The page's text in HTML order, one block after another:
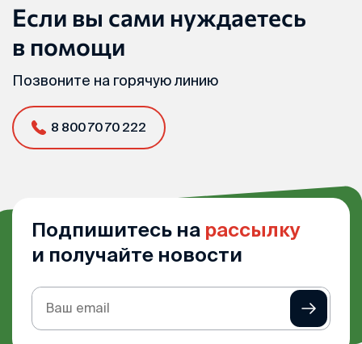
Если вы сами нуждаетесь
в помощи
Позвоните на горячую линию
8 800 70 70 222
Подпишитесь на рассылку
и получайте новости
Подписка
на